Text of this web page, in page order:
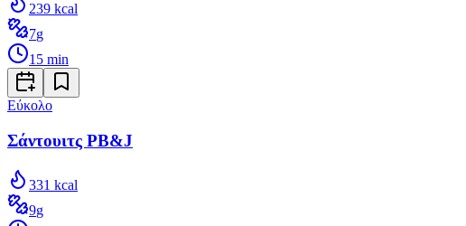
239 kcal
7g
15 min
Εύκολο
Σάντουιτς PB&J
331 kcal
9g